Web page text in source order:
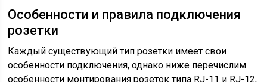
Особенности и правила подключения
розетки
Каждый существующий тип розетки имеет свои
особенности подключения, однако ниже перечислим
особенности монтирования розеток типа RJ-11 и RJ-12,